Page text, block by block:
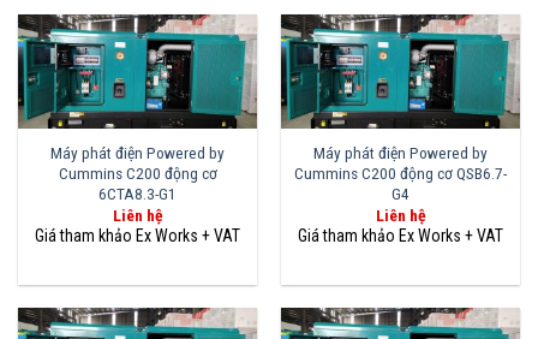
Máy phát điện Powered by
Cummins C200 động cơ
6CTA8.3-G1
Liên hệ
Máy phát điện Powered by
Cummins C200 động cơ QSB6.7-
G4
Liên hệ